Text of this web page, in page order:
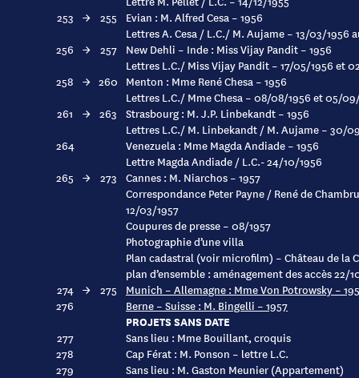
253 → 255
Evian : M. Alfred Cesa – 1956
Lettres A. Cesa / L.C./ M. Aujame – 13/03/1956
256 → 257
New Dehli – Inde : Miss Vijay Pandit – 1956
Lettres L.C./ Miss Vijay Pandit – 17/05/1956 et
258 → 260 Menton : Mme René Chesa – 1956
Lettres L.C./ Mme Chesa – 08/08/1956 et 05/
261
→ 263 Strasbourg : M. J.P. Linbekandt – 1956
Lettres L.C./ M. Linbekandt / M. Aujame – 30/
264
Venezuela : Mme Magda Andiade – 1956
Lettre Magda Andiade / L.C.- 24/10/1956
265 → 273 Cannes : M. Niarchos – 1957
Correspondance Peter Payne / René de
12/03/1957
Coupures de presse – 08/1957
Photographie d’une villa
Plan cadastral (voir microfilm) – Château de la
plan d’ensemble : aménagement des accès 22/
274 → 275
Munich – Allemagne : Mme Von Potrowsky –
276
Berne – Suisse : M. Bingelli – 1957
PROJETS SANS DATE
277
Sans lieu : Mme Bouillant, croquis
278
Cap Férat : M. Ponson – lettre L.C.
279
Sans lieu : M. Gaston Meunier (Appartement)